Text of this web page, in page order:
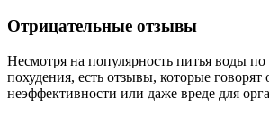
Отрицательные отзывы
Несмотря на популярность питья воды по
похудения, есть отзывы, которые говорят
неэффективности или даже вреде для